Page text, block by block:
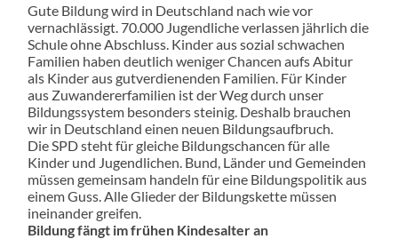
Gute Bildung wird in Deutschland nach wie vor
vernachlässigt. 70.000 Jugendliche verlassen jährlich die
Schule ohne Abschluss. Kinder aus sozial schwachen
Familien haben deutlich weniger Chancen aufs Abitur
als Kinder aus gutverdienenden Familien. Für Kinder
aus Zuwandererfamilien ist der Weg durch unser
Bildungssystem besonders steinig. Deshalb brauchen
wir in Deutschland einen neuen Bildungsaufbruch.
Die SPD steht für gleiche Bildungschancen für alle
Kinder und Jugendlichen. Bund, Länder und Gemeinden
müssen gemeinsam handeln für eine Bildungspolitik aus
einem Guss. Alle Glieder der Bildungskette müssen
ineinander greifen.
Bildung fängt im frühen Kindesalter an